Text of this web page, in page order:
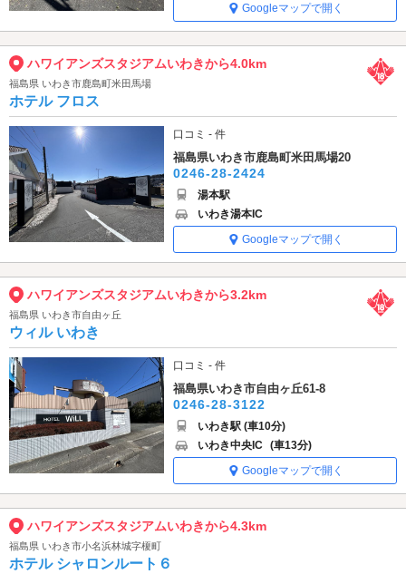
Googleマップで開く
ハワイアンズスタジアムいわきから4.0km
福島県 いわき市鹿島町米田馬場
ホテル フロス
口コミ - 件
福島県いわき市鹿島町米田馬場20
0246-28-2424
湯本駅
いわき湯本IC
Googleマップで開く
ハワイアンズスタジアムいわきから3.2km
福島県 いわき市自由ヶ丘
ウィル いわき
口コミ - 件
福島県いわき市自由ヶ丘61-8
0246-28-3122
いわき駅 (車10分)
いわき中央IC (車13分)
Googleマップで開く
ハワイアンズスタジアムいわきから4.3km
福島県 いわき市小名浜林城字榎町
ホテル シャロンルート６